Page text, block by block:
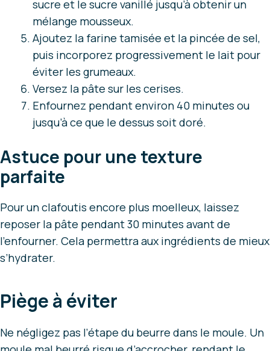
sucre et le sucre vanillé jusqu’à obtenir un
mélange mousseux.
Ajoutez la farine tamisée et la pincée de sel,
puis incorporez progressivement le lait pour
éviter les grumeaux.
Versez la pâte sur les cerises.
Enfournez pendant environ 40 minutes ou
jusqu’à ce que le dessus soit doré.
Astuce pour une texture
parfaite
Pour un clafoutis encore plus moelleux, laissez
reposer la pâte pendant 30 minutes avant de
l’enfourner. Cela permettra aux ingrédients de mieux
s’hydrater.
Piège à éviter
Ne négligez pas l’étape du beurre dans le moule. Un